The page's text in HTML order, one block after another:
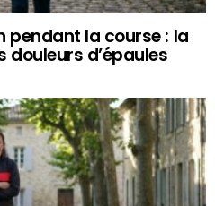
pendant la course : la
d’épaules